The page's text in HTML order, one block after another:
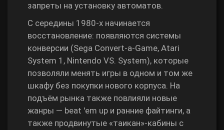
запреты на установку автоматов.
С середины 1980‑х начинается
восстановление: появляются системы
конверсии (Sega Convert‑a‑Game, Atari
System 1, Nintendo VS. System), которые
позволяли менять игры в одном и том же
шкафу без покупки нового корпуса. На
подъём рынка также повлияли новые
жанры — beat 'em up и ранние файтинги, а
также продвинутые «таикан»‑кабины с